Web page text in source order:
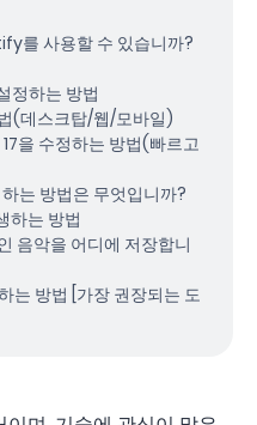
를 사용할 수 있습니까?
정하는 방법
(데스크탑/웹/모바일)
을 수정하는 방법(빠르고
는 방법은 무엇입니까?
는 방법
음악을 어디에 저장합니
는 방법 [가장 권장되는 도